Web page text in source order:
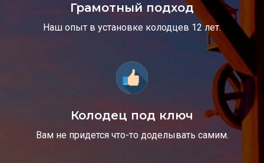
Грамотный подход
Наш опыт в установке колодцев 12 лет.
Колодец под ключ
Вам не придется что-то доделывать самим.